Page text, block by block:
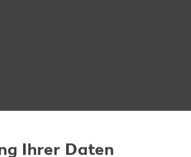
Ihrer Daten